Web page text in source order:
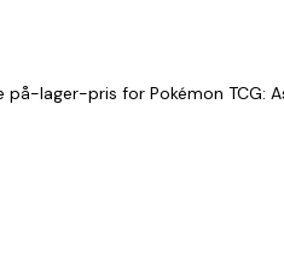
på-lager-pris for Pokémon TCG: